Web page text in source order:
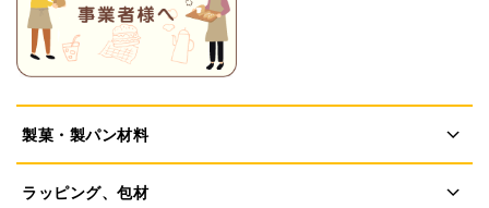
製菓・製パン材料
ラッピング、包材